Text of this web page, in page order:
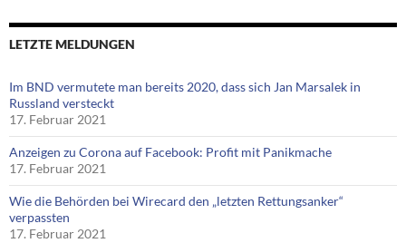
LETZTE MELDUNGEN
Im BND vermutete man bereits 2020, dass sich Jan Marsalek in
Russland versteckt
17. Februar 2021
Anzeigen zu Corona auf Facebook: Profit mit Panikmache
17. Februar 2021
Wie die Behörden bei Wirecard den „letzten Rettungsanker“
verpassten
17. Februar 2021